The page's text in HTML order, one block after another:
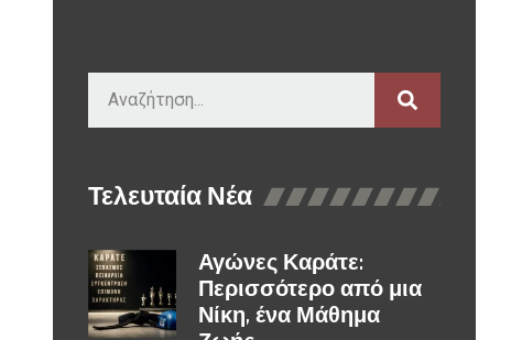
Τελευταία Νέα
Αγώνες Καράτε:
Περισσότερο από μια
Νίκη, ένα Μάθημα